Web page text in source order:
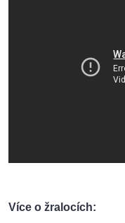
Více o žralocích: